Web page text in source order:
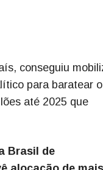
conseguiu
para baratear o
até 2025 que
Brasil de